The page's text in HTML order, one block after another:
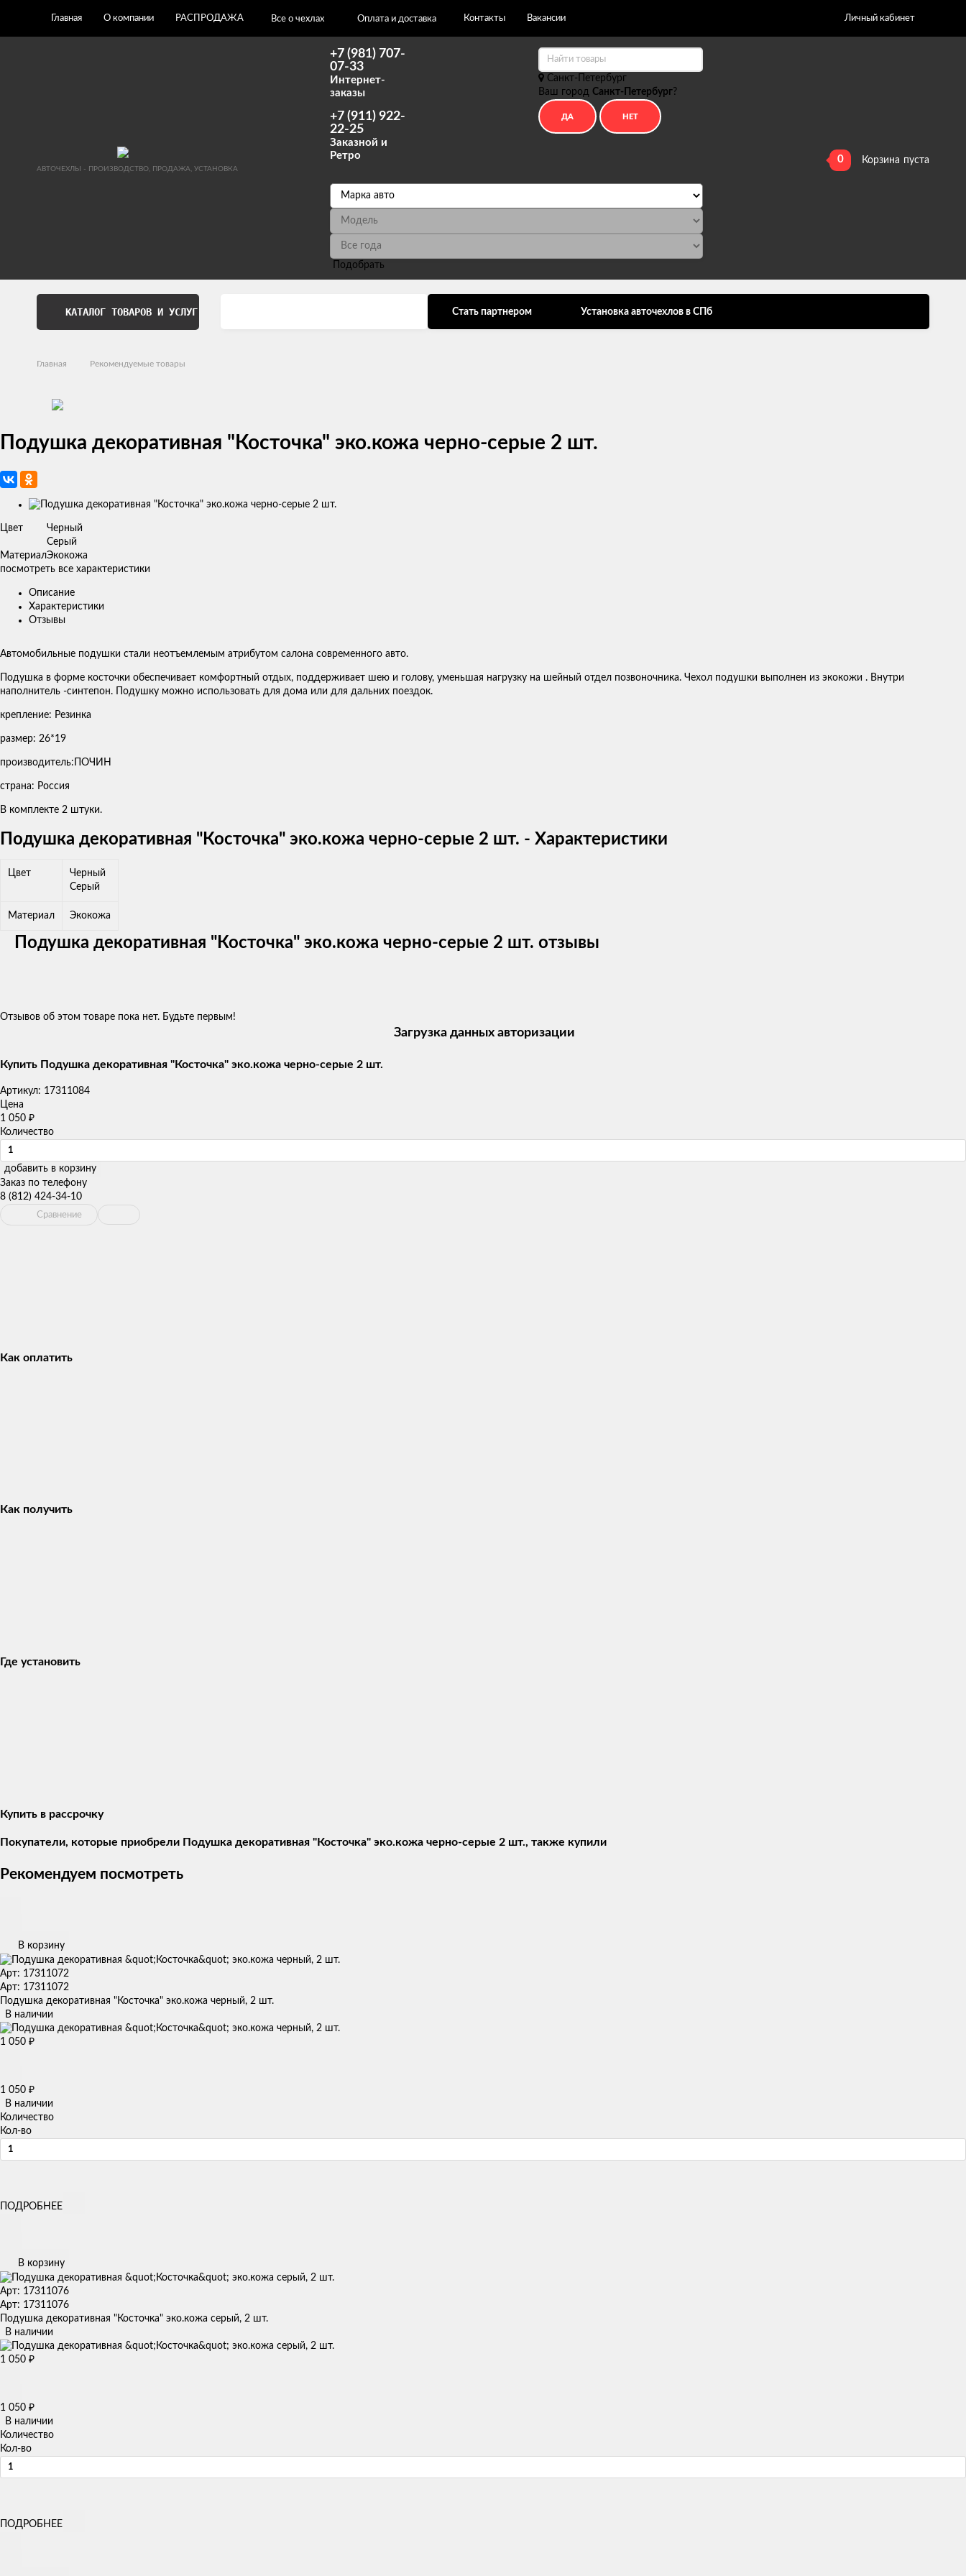
Главная О компании РАСПРОДАЖА Все о чехлах Оплата и доставка Контакты Вакансии Личный кабинет
АВТОЧЕХЛЫ - ПРОИЗВОДСТВО, ПРОДАЖА, УСТАНОВКА
+7 (981) 707-
07-33
Интернет-
заказы
+7 (911) 922-
22-25
Заказной и
Ретро
Санкт-Петербург
Ваш город Санкт-Петербург?
Подобрать
0 Корзина пуста
КАТАЛОГ ТОВАРОВ И УСЛУГ Стать партнером Установка авточехлов в СПб
Главная Рекомендуемые товары
Подушка декоративная "Косточка" эко.кожа черно-серые 2 шт.
Изображения
товаров
Цвет
Черный
Серый
МатериалЭкокожа
посмотреть все характеристики
Описание
Характеристики
Отзывы
Автомобильные подушки стали неотъемлемым атрибутом салона современного авто.
Подушка в форме косточки обеспечивает комфортный отдых, поддерживает шею и голову, уменьшая нагрузку на шейный отдел позвоночника. Чехол подушки выполнен из экокожи . Внутри
наполнитель -синтепон. Подушку можно использовать для дома или для дальних поездок.
крепление: Резинка
размер: 26*19
производитель:ПОЧИН
страна: Россия
В комплекте 2 штуки.
Подушка декоративная "Косточка" эко.кожа черно-серые 2 шт. - Характеристики
Цвет
Черный
Серый
Материал Экокожа
Подушка декоративная "Косточка" эко.кожа черно-серые 2 шт. отзывы
Отзывов об этом товаре пока нет. Будьте первым!
Загрузка данных авторизации
Купить Подушка декоративная "Косточка" эко.кожа черно-серые 2 шт.
Артикул: 17311084
Цена
1 050 ₽
Количество
добавить в корзину
Заказ по телефону
8 (812) 424-34-10
Сравнение
Как оплатить
Как получить
Где установить
Купить в рассрочку
Покупатели, которые приобрели Подушка декоративная "Косточка" эко.кожа черно-серые 2 шт., также купили
Рекомендуем посмотреть
В корзину
Арт: 17311072
Арт: 17311072
Подушка декоративная "Косточка" эко.кожа черный, 2 шт.
В наличии
1 050 ₽
1 050 ₽
В наличии
Количество
Кол-во
ПОДРОБНЕЕ
В корзину
Арт: 17311076
Арт: 17311076
Подушка декоративная "Косточка" эко.кожа серый, 2 шт.
В наличии
1 050 ₽
1 050 ₽
В наличии
Количество
Кол-во
ПОДРОБНЕЕ